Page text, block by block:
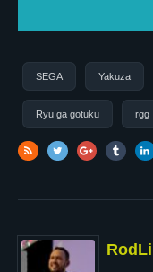
SEGA Yakuza
Ryu ga gotuku rgg